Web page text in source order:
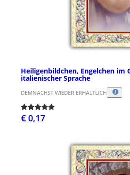
Heiligenbildchen, Engelchen im
italienischer Sprache
DEMNÄCHST WIEDER ERHÄLTLICH
€ 0,17